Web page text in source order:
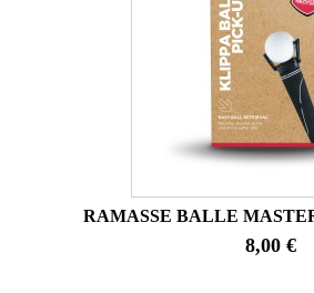
RAMASSE BALLE
8,00 €